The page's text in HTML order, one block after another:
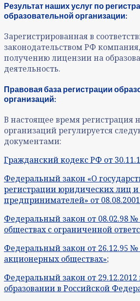
Результат наших услуг по
образовательной организации:
Зарегистрированная в
законодательством РФ
получению лицензии на
деятельность.
Правовая база регистрации
организаций:
В настоящее время регистрация
организаций регулируется
документами:
Гражданский кодекс РФ от
Федеральный закон «О
регистрации юридических лиц
предпринимателей» от
Федеральный закон от 08.02.98
обществах с ограниченной
Федеральный закон от 26.12.95
акционерных обществах»;
Федеральный закон от
образовании в Российской